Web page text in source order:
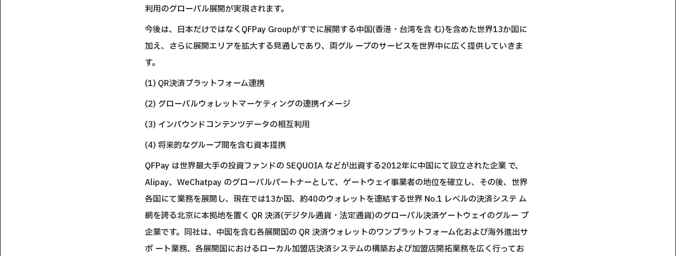
利用のグローバル展開が実現されます。
今後は、日本だけではなくQFPay Groupがすでに展開する中国(香港・台湾を含 む)を含めた世界13か国に
加え、さらに展開エリアを拡大する見通しであり、両グル ープのサービスを世界中に広く提供していきま
す。
(1) QR決済プラットフォーム連携
(2) グローバルウォレットマーケティングの連携イメージ
(3) インバウンドコンテンツデータの相互利用
(4) 将来的なグループ間を含む資本提携
QFPay は世界最大手の投資ファンドの SEQUOIA などが出資する2012年に中国にて設立された企業 で、
Alipay、WeChatpay のグローバルパートナーとして、ゲートウェイ事業者の地位を確立し、その後、世界
各国にて業務を展開し、現在では13か国、約40のウォレットを連結する世界 No.1 レベルの決済システ ム
網を誇る北京に本拠地を置く QR 決済(デジタル通貨・法定通貨)のグローバル決済ゲートウェイのグルー プ
企業です。同社は、中国を含む各展開国の QR 決済ウォレットのワンプラットフォーム化および海外進出サ
ポ ート業務、各展開国におけるローカル加盟店決済システムの構築および加盟店開拓業務を広く行ってお